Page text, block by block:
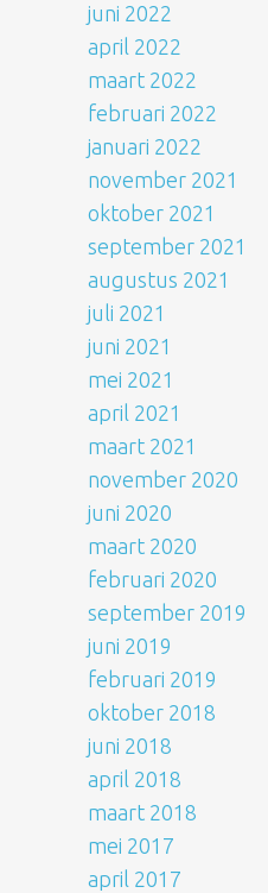
juni 2022
april 2022
maart 2022
februari 2022
januari 2022
november 2021
oktober 2021
september 2021
augustus 2021
juli 2021
juni 2021
mei 2021
april 2021
maart 2021
november 2020
juni 2020
maart 2020
februari 2020
september 2019
juni 2019
februari 2019
oktober 2018
juni 2018
april 2018
maart 2018
mei 2017
april 2017